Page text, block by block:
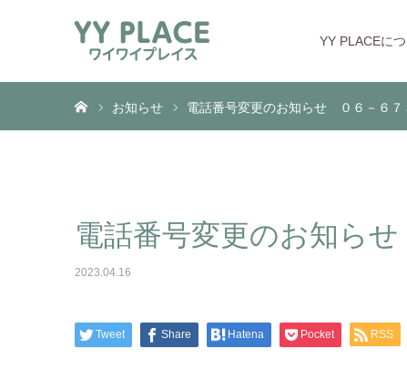
YY PLACEに
お知らせ 電話番号変更のお知らせ ０６－６７
電話番号変更のお知ら
2023.04.16
Tweet Share Hatena Pocket RSS